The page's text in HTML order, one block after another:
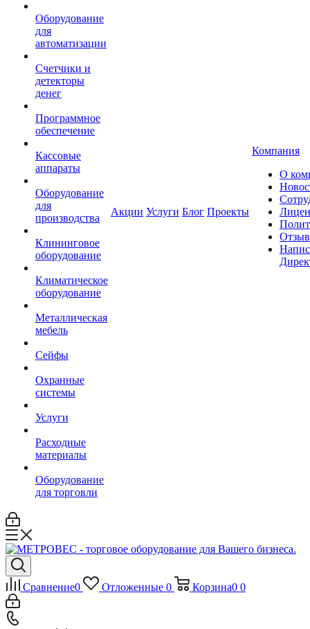
Оборудование
для
автоматизации
Счетчики и
детекторы
денег
Программное
обеспечение
Кассовые
аппараты
Оборудование
для
производства
Клининговое
оборудование
Климатическое
оборудование
Металлическая
мебель
Сейфы
Охранные
системы
Услуги
Расходные
материалы
Оборудование
для торговли
Акции Услуги Блог Проекты
Компания
О
Сравнение0 Отложенные 0 Корзина0 0